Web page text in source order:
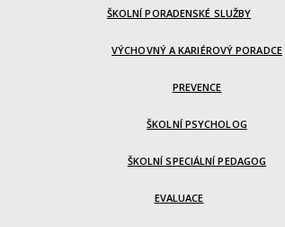
ŠKOLNÍ PORADENSKÉ SLUŽBY
VÝCHOVNÝ A KARIÉROVÝ PORADCE
PREVENCE
ŠKOLNÍ PSYCHOLOG
ŠKOLNÍ SPECIÁLNÍ PEDAGOG
EVALUACE